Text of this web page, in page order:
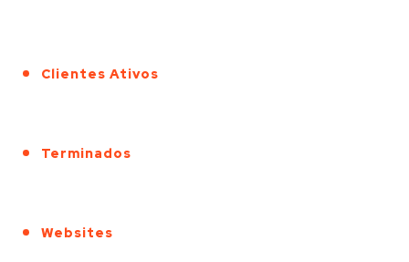
Clientes Ativos
Terminados
Websites